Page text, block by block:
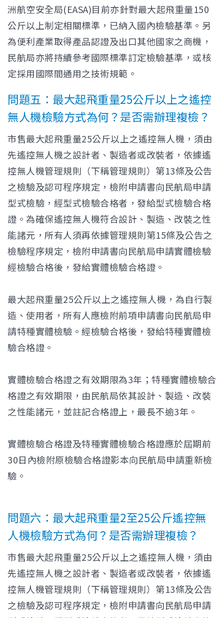
洲航空安全局(EASA)目前亦針對最大起飛重量150
公斤以上制定相關標準，已納入國內檢驗基準。另
為便利產業取得產品認證及出口其他國家之商機，
民航局亦將持續參考國際標準訂定檢驗基準，或核
定採用國際間通用之技術規範。
問題五：最大起飛重量25公斤以上之遙控
無人機檢驗方式為何？是否需辦理複檢？
市售最大起飛重量25公斤以上之遙控無人機，須由
先遙控無人機之設計者、製造者或改裝者，依據遙
控無人機管理規則（下稱管理規則）第13條及公告
之檢驗及認可程序規定，檢附申請書向民航局申請
型式檢驗，經型式檢驗合格者，發給型式檢驗合格
證。為確保遙控無人機符合設計、製造、改裝之性
能諸元，所有人須再依據管理規則第15條及公告之
檢驗程序規定，檢附申請書向民航局申請實體檢驗
經檢驗合格後，發給實體檢驗合格證。
最大起飛重量25公斤以上之遙控無人機，為自行製
造、使用者，所有人應檢附前項申請書向民航局申
請特種實體檢驗。經檢驗合格後，發給特種實體檢
驗合格證。
實體檢驗合格證之有效期限為3年；特種實體檢驗合
格證之有效期限，由民航局依其設計、製造、改裝
之性能諸元，並註記合格證上，最長不逾3年。
實體檢驗合格證及特種實體檢驗合格證應於屆期前
30日內檢附原檢驗合格證影本向民航局申請重新檢
驗。
問題六：最大起飛重量2至25公斤遙控無
人機檢驗方式為何？是否需辦理複檢？
市售最大起飛重量25公斤以上之遙控無人機，須由
先遙控無人機之設計者、製造者或改裝者，依據遙
控無人機管理規則（下稱管理規則）第13條及公告
之檢驗及認可程序規定，檢附申請書向民航局申請